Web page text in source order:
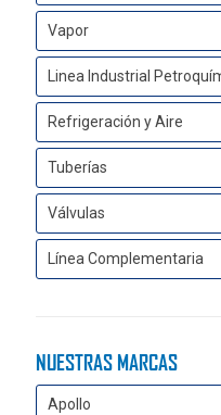
Vapor
Linea Industrial
Refrigeración y Aire
Tuberías
Válvulas
Línea Complementaria
NUESTRAS MARCAS
Apollo